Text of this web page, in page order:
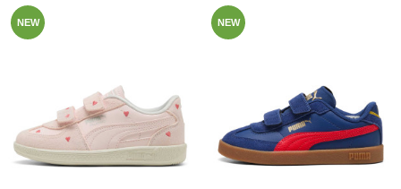
NEW NEW